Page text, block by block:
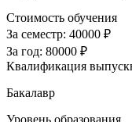
Стоимость обучения
За семестр: 40000 ₽
За год: 80000 ₽
Квалификация
Бакалавр